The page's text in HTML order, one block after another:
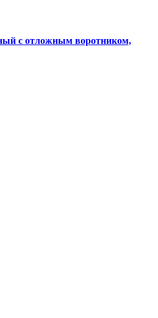
с отложным воротником,